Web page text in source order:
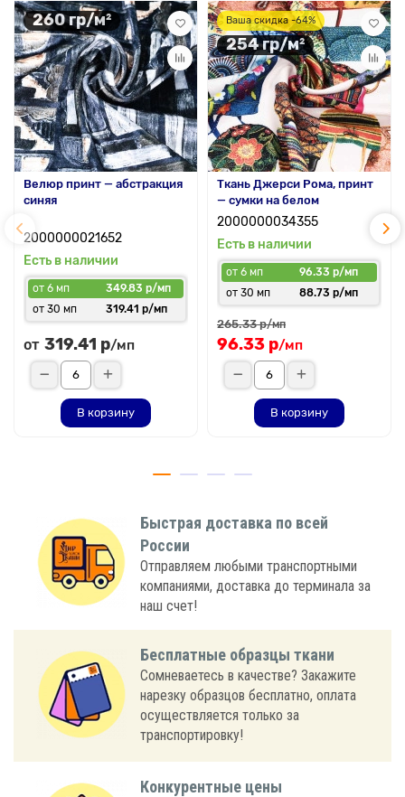
260 гр/м²
Велюр принт — абстракция
синяя
2000000021652
Есть в наличии
от 6 мп
349.83 р/мп
от 30 мп
319.41 р/мп
от 319.41 р/мп
В корзину
Ваша скидка -64%
254 гр/м²
Ткань Джерси Рома, принт
— сумки на белом
2000000034355
Есть в наличии
от 6 мп
96.33 р/мп
от 30 мп
88.73 р/мп
265.33 р/мп
96.33 р/мп
В корзину
Быстрая доставка по всей
России
Отправляем любыми транспортными
компаниями, доставка до терминала за
наш счет!
Бесплатные образцы ткани
Сомневаетесь в качестве? Закажите
нарезку образцов бесплатно, оплата
осуществляется только за
транспортировку!
Конкурентные цены